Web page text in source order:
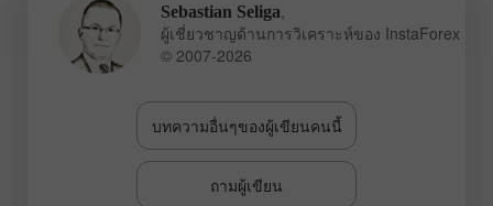
Sebastian Seliga
ผู้เชี่ยวชาญด้านการวิเคราะห์ของ InstaForex
© 2007-2026
บทความอื่นๆของผู้เขียนคนนี้
ถามผู้เขียน